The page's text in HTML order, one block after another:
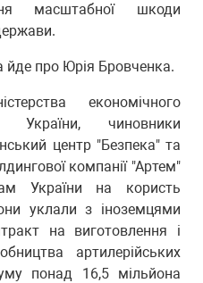
масштабної шкоди
про Юрія Бровченка.
економічного
України, чиновники
центр "Безпека" та
компанії "Артем"
України на користь
уклали з іноземцями
на виготовлення і
артилерійських
понад 16,5 мільйона